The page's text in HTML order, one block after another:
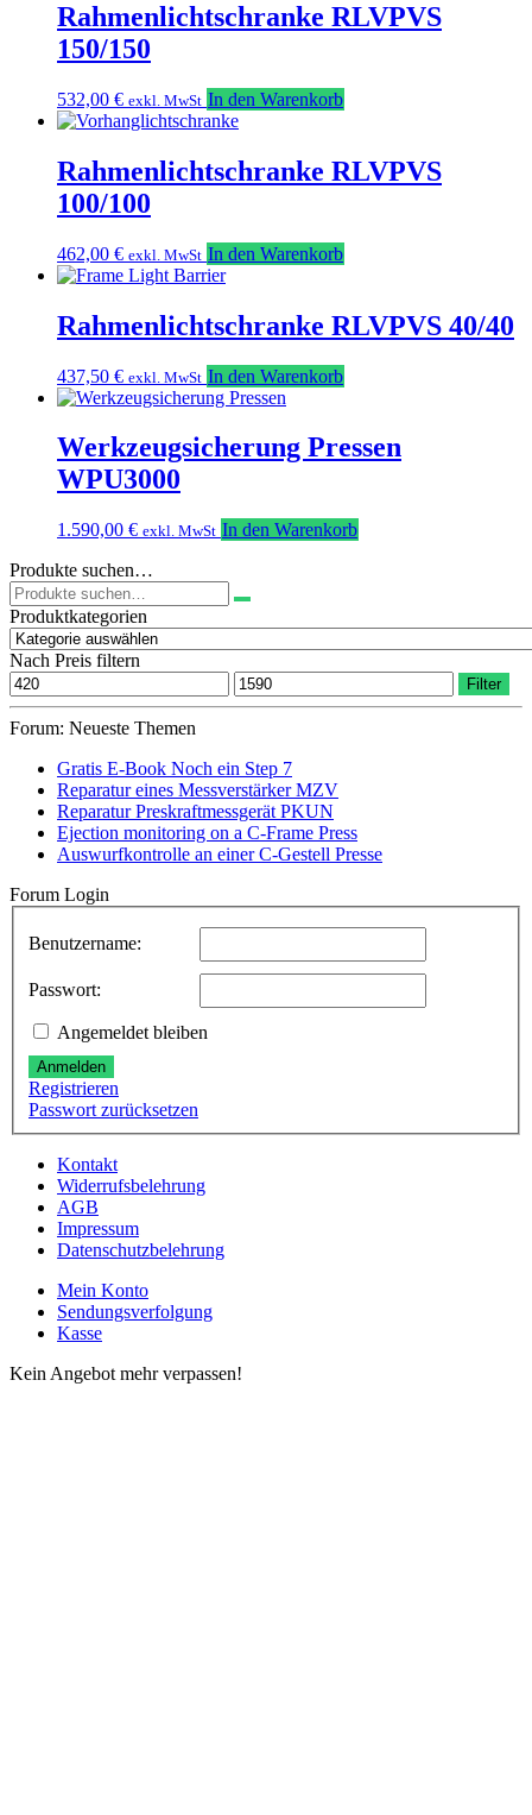
Rahmenlichtschranke RLVPVS
150/150
532,00 € exkl. MwSt In den Warenkorb
Rahmenlichtschranke RLVPVS
100/100
462,00 € exkl. MwSt In den Warenkorb
Rahmenlichtschranke RLVPVS 40/40
437,50 € exkl. MwSt In den Warenkorb
Werkzeugsicherung Pressen
WPU3000
1.590,00 € exkl. MwSt In den Warenkorb
Produkte suchen…
Suchen
nach:
Produktkategorien
Nach Preis filtern
Min.
Preis
Max.
Preis
Filter
Forum: Neueste Themen
Gratis E-Book Noch ein Step 7
Reparatur eines Messverstärker MZV
Reparatur Preskraftmessgerät PKUN
Ejection monitoring on a C-Frame Press
Auswurfkontrolle an einer C-Gestell Presse
Forum Login
Benutzername:
Passwort:
Angemeldet bleiben
Anmelden
Registrieren
Passwort zurücksetzen
Kontakt
Widerrufsbelehrung
AGB
Impressum
Datenschutzbelehrung
Mein Konto
Sendungsverfolgung
Kasse
Kein Angebot mehr verpassen!